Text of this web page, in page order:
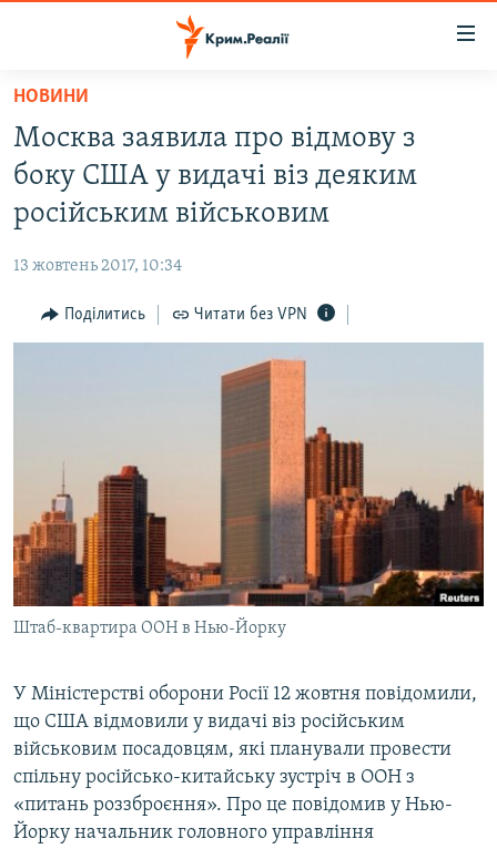
Перейти
основного
матеріалу
Перейти
до
основної
Перейти
до
ВОДА.КРИМ
ВІДЕО ТА ФОТО
БЛОГИ
ПОГЛЯД
ДЕПОРТАЦІЯ
ВІДЕОУРОКИ «ELIFBE»
СВІДЧЕННЯ ОКУПАЦІЇ
УКРАЇНСЬКА ПРОБЛЕМА КРИМУ
ІНФОГРАФІКА
ЯК ОБІЙТИ БЛОКУВАННЯ
Русский
Qırımtatar
ДОЛУЧАЙСЯ!
Усі сайти RFE/RL
НОВИНИ
Москва заявила про відмову з
боку США у видачі віз деяким
російським військовим
13 жовтень 2017, 10:34
Поділитись Читати без VPN
Штаб-квартира ООН в Нью-Йорку
У Міністерстві оборони Росії 12 жовтня повідомили,
що США відмовили у видачі віз російським
військовим посадовцям, які планували провести
спільну російсько-китайську зустріч в ООН з
«питань роззброєння». Про це повідомив у Нью-
Йорку начальник головного управління